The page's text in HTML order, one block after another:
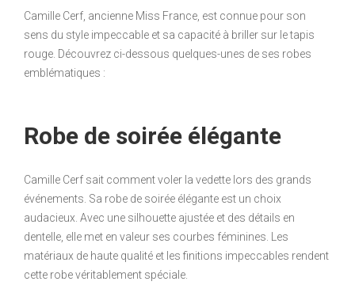
Camille Cerf, ancienne Miss France, est connue pour son
sens du style impeccable et sa capacité à briller sur le tapis
rouge. Découvrez ci-dessous quelques-unes de ses robes
emblématiques :
Robe de soirée élégante
Camille Cerf sait comment voler la vedette lors des grands
événements. Sa robe de soirée élégante est un choix
audacieux. Avec une silhouette ajustée et des détails en
dentelle, elle met en valeur ses courbes féminines. Les
matériaux de haute qualité et les finitions impeccables rendent
cette robe véritablement spéciale.